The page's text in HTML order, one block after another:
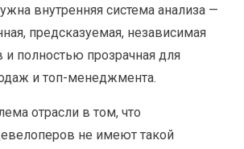
внутренняя система анализа —
предсказуемая, независимая
и полностью прозрачная для
и топ-менеджмента.
отрасли в том, что
не имеют такой